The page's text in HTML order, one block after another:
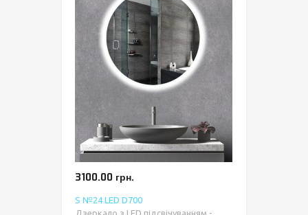
3100.00 грн.
S №24 LED D700
Дзеркало з LED підсвічуванням -...